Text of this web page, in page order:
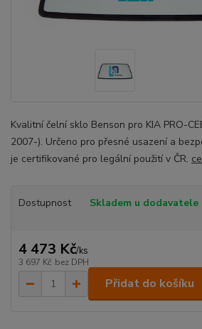
Kvalitní čelní sklo Benson pro KIA PRO-
2007-). Určeno pro přesné usazení a
je certifikované pro legální použití v ČR.
Dostupnost Skladem u dodavatele
4 473 Kč/ks
3 697 Kč bez DPH
Přidat do košíku